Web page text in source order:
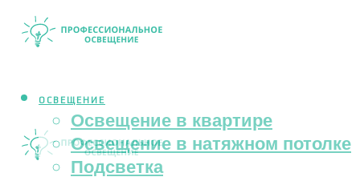
ОСВЕЩЕНИЕ
Освещение в квартире
Освещение в натяжном потолке
Подсветка